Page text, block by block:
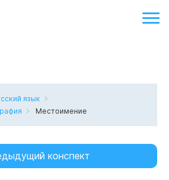
язык
Местоимение
конспект